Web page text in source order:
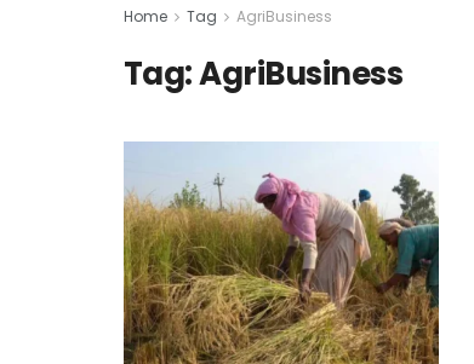
Home Tag AgriBusiness
Tag:AgriBusiness